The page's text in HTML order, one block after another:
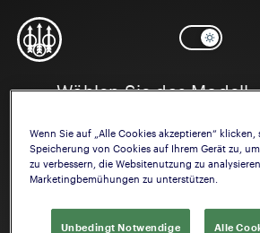
Wählen Sie das
Wenn Sie auf „Alle Cookies akzeptieren“ klicken,
Speicherung von Cookies auf Ihrem Gerät zu,
zu verbessern, die Websitenutzung zu
Marketingbemühungen zu unterstützen.
Unbedingt Notwendige Alle